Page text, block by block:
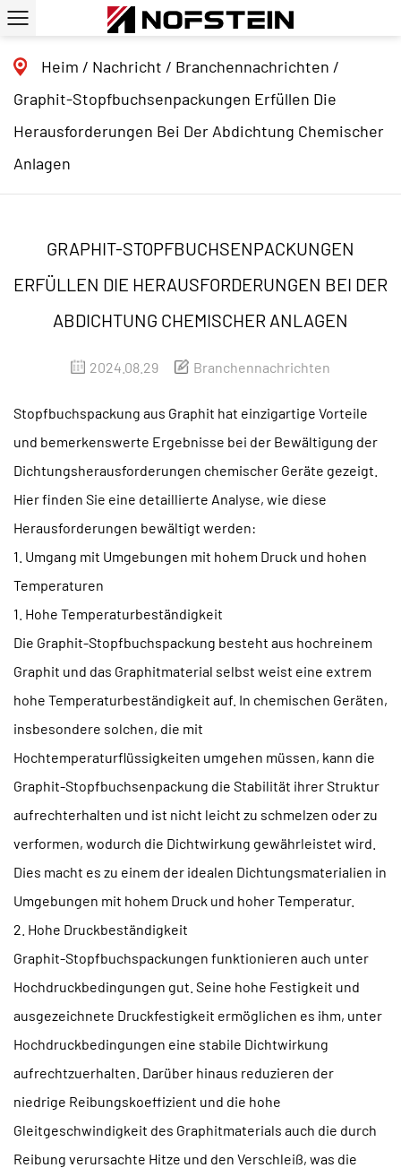
Heim / Nachricht / Branchennachrichten /
Graphit-Stopfbuchsenpackungen Erfüllen Die
Herausforderungen Bei Der Abdichtung Chemischer
Anlagen
GRAPHIT-STOPFBUCHSENPACKUNGEN
ERFÜLLEN DIE HERAUSFORDERUNGEN BEI DER
ABDICHTUNG CHEMISCHER ANLAGEN
2024.08.29 Branchennachrichten
Stopfbuchspackung aus Graphit hat einzigartige Vorteile
und bemerkenswerte Ergebnisse bei der Bewältigung der
Dichtungsherausforderungen chemischer Geräte gezeigt.
Hier finden Sie eine detaillierte Analyse, wie diese
Herausforderungen bewältigt werden:
1. Umgang mit Umgebungen mit hohem Druck und hohen
Temperaturen
1. Hohe Temperaturbeständigkeit
Die Graphit-Stopfbuchspackung besteht aus hochreinem
Graphit und das Graphitmaterial selbst weist eine extrem
hohe Temperaturbeständigkeit auf. In chemischen Geräten,
insbesondere solchen, die mit
Hochtemperaturflüssigkeiten umgehen müssen, kann die
Graphit-Stopfbuchsenpackung die Stabilität ihrer Struktur
aufrechterhalten und ist nicht leicht zu schmelzen oder zu
verformen, wodurch die Dichtwirkung gewährleistet wird.
Dies macht es zu einem der idealen Dichtungsmaterialien in
Umgebungen mit hohem Druck und hoher Temperatur.
2. Hohe Druckbeständigkeit
Graphit-Stopfbuchspackungen funktionieren auch unter
Hochdruckbedingungen gut. Seine hohe Festigkeit und
ausgezeichnete Druckfestigkeit ermöglichen es ihm, unter
Hochdruckbedingungen eine stabile Dichtwirkung
aufrechtzuerhalten. Darüber hinaus reduzieren der
niedrige Reibungskoeffizient und die hohe
Gleitgeschwindigkeit des Graphitmaterials auch die durch
Reibung verursachte Hitze und den Verschleiß, was die